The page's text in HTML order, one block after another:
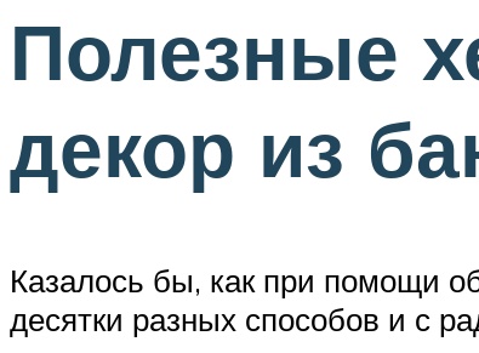
Полезные
декор из
Казалось бы, как при помощи
десятки разных способов и с